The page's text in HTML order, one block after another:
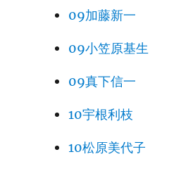
09加藤新一
09小笠原基生
09真下信一
10宇根利枝
10松原美代子